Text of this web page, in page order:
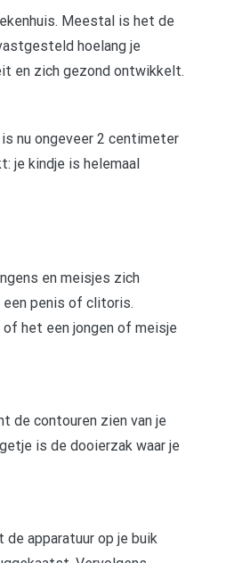
Meestal is het de
hoelang je
en zich gezond ontwikkelt.
nu ongeveer 2 centimeter
je kindje is helemaal
en meisjes zich
penis of clitoris.
het een jongen of meisje
de contouren zien van je
is de dooierzak waar je
de apparatuur op je buik